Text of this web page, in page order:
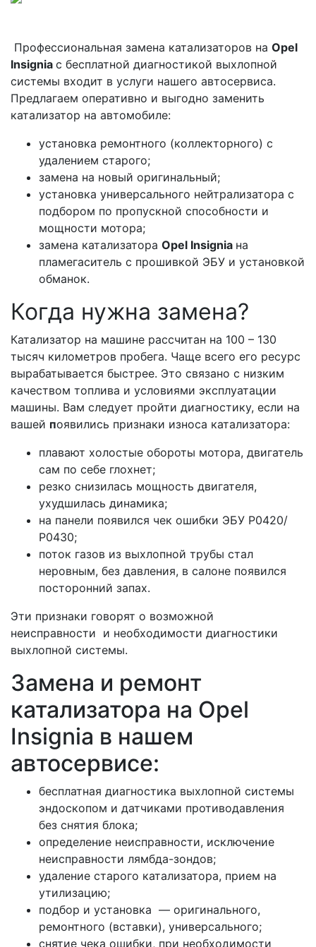
Профессиональная замена катализаторов на Opel
Insignia с бесплатной диагностикой выхлопной
системы входит в услуги нашего автосервиса.
Предлагаем оперативно и выгодно заменить
катализатор на автомобиле:
установка ремонтного (коллекторного) с
удалением старого;
замена на новый оригинальный;
установка универсального нейтрализатора с
подбором по пропускной способности и
мощности мотора;
замена катализатора Opel Insignia на
пламегаситель с прошивкой ЭБУ и установкой
обманок.
Когда нужна замена?
Катализатор на машине рассчитан на 100 – 130
тысяч километров пробега. Чаще всего его ресурс
вырабатывается быстрее. Это связано с низким
качеством топлива и условиями эксплуатации
машины. Вам следует пройти диагностику, если на
вашей появились признаки износа катализатора:
плавают холостые обороты мотора, двигатель
сам по себе глохнет;
резко снизилась мощность двигателя,
ухудшилась динамика;
на панели появился чек ошибки ЭБУ Р0420/
Р0430;
поток газов из выхлопной трубы стал
неровным, без давления, в салоне появился
посторонний запах.
Эти признаки говорят о возможной
неисправности и необходимости диагностики
выхлопной системы.
Замена и ремонт
катализатора на Opel
Insignia в нашем
автосервисе:
бесплатная диагностика выхлопной системы
эндоскопом и датчиками противодавления
без снятия блока;
определение неисправности, исключение
неисправности лямбда-зондов;
удаление старого катализатора, прием на
утилизацию;
подбор и установка — оригинального,
ремонтного (вставки), универсального;
снятие чека ошибки, при необходимости